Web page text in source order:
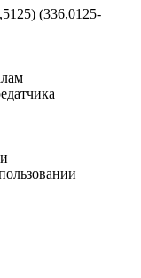
(336,0125-